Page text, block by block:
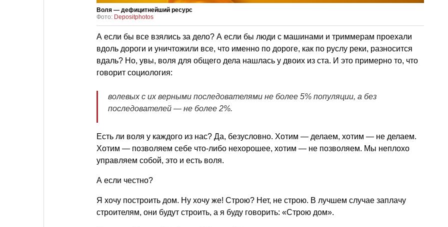
Воля — дефицитнейший ресурс
Фото: Depositphotos
А если бы все взялись за дело? А если бы люди с машинами и триммерам проехали
вдоль дороги и уничтожили все, что именно по дороге, как по руслу реки, разносится
вдаль? Но, увы, воля для общего дела нашлась у двоих из ста. И это примерно то, что
говорит социология:
волевых с их верными последователями не более 5% популяции, а без
последователей — не более 2%.
Есть ли воля у каждого из нас? Да, безусловно. Хотим — делаем, хотим — не делаем.
Хотим — позволяем себе что-либо нехорошее, хотим — не позволяем. Мы неплохо
управляем собой, это и есть воля.
А если честно?
Я хочу построить дом. Ну хочу же! Строю? Нет, не строю. В лучшем случае заплачу
строителям, они будут строить, а я буду говорить: «Строю дом».